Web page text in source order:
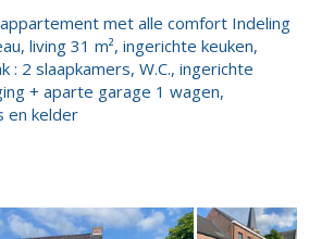
met alle comfort Indeling
living 31 m², ingerichte keuken,
: 2 slaapkamers, W.C., ingerichte
+ aparte garage 1 wagen,
en kelder